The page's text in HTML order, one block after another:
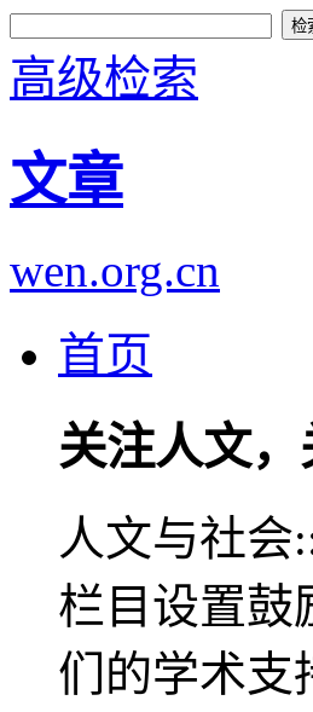
高级检索
文章
wen.org.cn
首页
关注人文
人文与社会
栏目设置鼓
们的学术支